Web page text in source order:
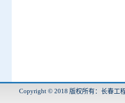
Copyright © 2018 版权所有：长春工